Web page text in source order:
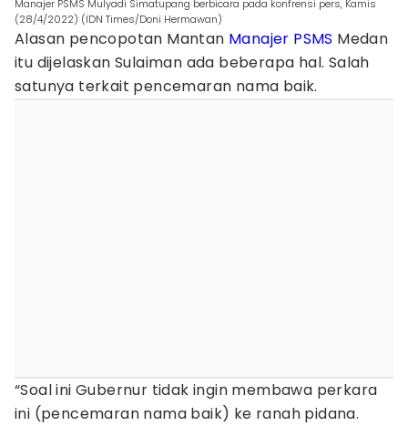
Manajer PSMS Mulyadi Simatupang berbicara pada konfrensi pers, Kamis
(28/4/2022) (IDN Times/Doni Hermawan)
Alasan pencopotan Mantan Manajer PSMS Medan
itu dijelaskan Sulaiman ada beberapa hal. Salah
satunya terkait pencemaran nama baik.
“Soal ini Gubernur tidak ingin membawa perkara
ini (pencemaran nama baik) ke ranah pidana.